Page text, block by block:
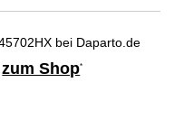
bei Daparto.de
zum Shop*